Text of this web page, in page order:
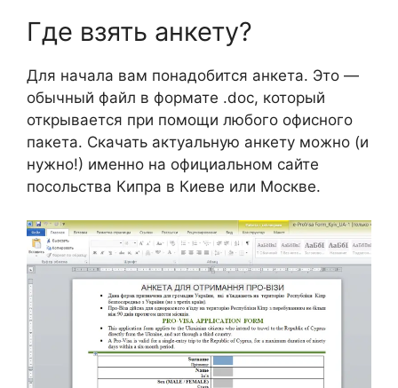
Где взять анкету?
Для начала вам понадобится анкета. Это —
обычный файл в формате .doc, который
открывается при помощи любого офисного
пакета. Скачать актуальную анкету можно (и
нужно!) именно на официальном сайте
посольства Кипра в Киеве или Москве.